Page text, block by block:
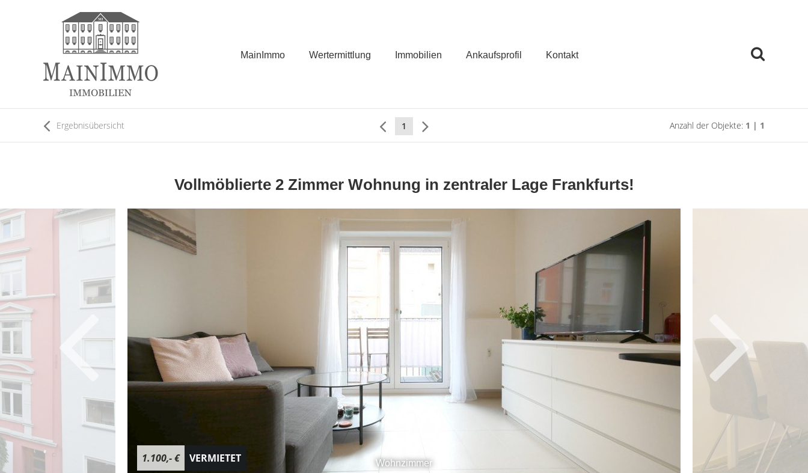
MainImmo Wertermittlung Immobilien Ankaufsprofil Kontakt
Ergebnisübersicht 1 Anzahl der Objekte: 1 | 1
Vollmöblierte 2 Zimmer Wohnung in zentraler Lage Frankfurts!
Wohnzimmer
1.100,- € VERMIETET